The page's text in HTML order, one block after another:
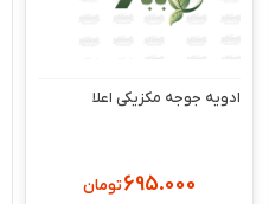
ادویه جوجه مکزیکی اعلا
695.000تومان